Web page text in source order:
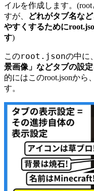
イルを作成します。
すが、
どれがタブ名な
やすくするために
す)
このroot.jsonの中に、
景画像」などタブの設
的にはこのroot.jsonから
す。